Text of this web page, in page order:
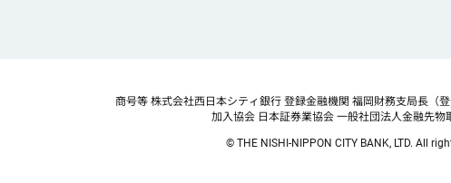
商号等 株式会社西日本シティ銀行 登録金融機関 福岡財務支局長（
加入協会 日本証券業協会 一般社団法人金融先物
© THE NISHI-NIPPON CITY BANK, LTD. All